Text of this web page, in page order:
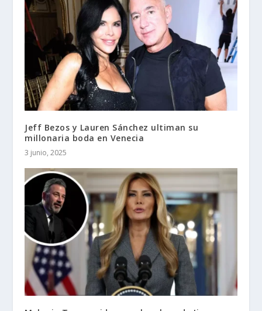
Jeff Bezos y Lauren Sánchez ultiman su
millonaria boda en Venecia
3 junio, 2025